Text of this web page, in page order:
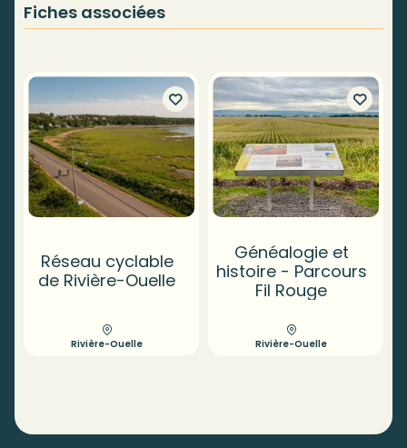
Fiches associées
Réseau cyclable
de Rivière-Ouelle
Rivière-Ouelle
Généalogie et
histoire - Parcours
Fil Rouge
Rivière-Ouelle